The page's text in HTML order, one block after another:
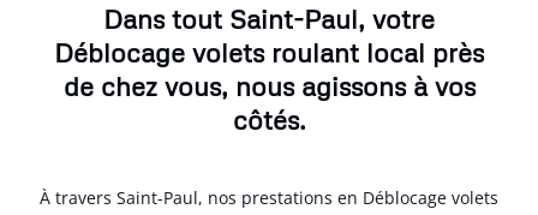
Dans tout Saint-Paul, votre
Déblocage volets roulant local près
de chez vous, nous agissons à vos
côtés.
À travers Saint-Paul, nos prestations en Déblocage volets